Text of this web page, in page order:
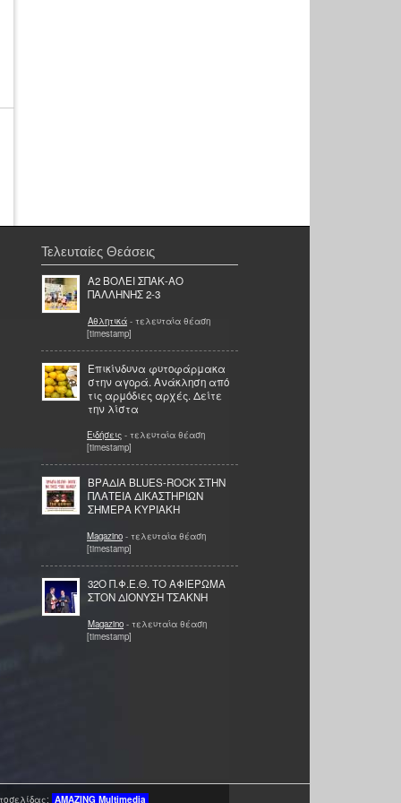
Τελευταίες Θεάσεις
Α2 ΒΟΛΕΙ ΣΠΑΚ-ΑΟ
ΠΑΛΛΗΝΗΣ 2-3
Αθλητικά - τελευταία θέαση
[timestamp]
Επικίνδυνα φυτοφάρμακα
στην αγορά. Ανάκληση από
τις αρμόδιες αρχές. Δείτε
την λίστα
Ειδήσεις - τελευταία θέαση
[timestamp]
ΒΡΑΔΙΑ BLUES-ROCK ΣΤΗΝ
ΠΛΑΤΕΙΑ ΔΙΚΑΣTΗΡΙΩΝ
ΣΗΜΕΡΑ ΚΥΡΙΑΚΗ
Magazino - τελευταία θέαση
[timestamp]
32Ο Π.Φ.Ε.Θ. ΤΟ ΑΦΙΕΡΩΜΑ
ΣΤΟΝ ΔΙΟΝΥΣΗ ΤΣΑΚΝΗ
Magazino - τελευταία θέαση
[timestamp]
AMAZING Multimedia